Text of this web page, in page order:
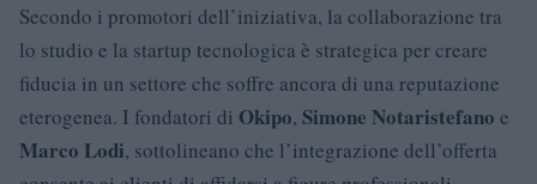
Secondo i promotori dell’iniziativa, la collaborazione tra
lo studio e la startup tecnologica è strategica per creare
fiducia in un settore che soffre ancora di una reputazione
eterogenea. I fondatori di Okipo, Simone Notaristefano e
Marco Lodi, sottolineano che l’integrazione dell’offerta